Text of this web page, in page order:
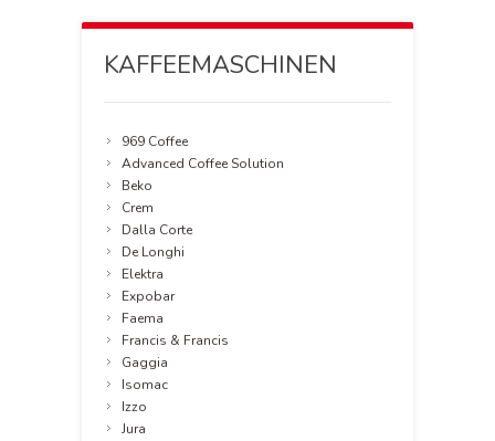
KAFFEEMASCHINEN
969 Coffee
Advanced Coffee Solution
Beko
Crem
Dalla Corte
De Longhi
Elektra
Expobar
Faema
Francis & Francis
Gaggia
Isomac
Izzo
Jura